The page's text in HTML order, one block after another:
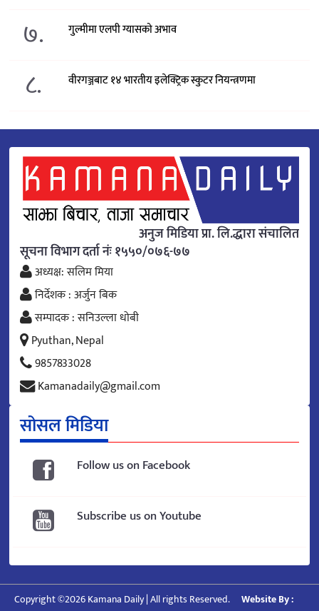
७. गुल्मीमा एलपी ग्यासको अभाव
८. वीरगञ्जबाट १४ भारतीय इलेक्ट्रिक स्कुटर नियन्त्रणमा
अनुज मिडिया प्रा. लि.द्धारा संचालित
सूचना विभाग दर्ता नंः १५५०/०७६-७७
अध्यक्ष: सलिम मिया
निर्देशक : अर्जुन बिक
सम्पादक : सनिउल्ला धोबी
Pyuthan, Nepal
9857833028
Kamanadaily@gmail.com
सोसल मिडिया
Follow us on Facebook
Subscribe us on Youtube
Copyright ©2026 Kamana Daily | All rights Reserved. Website By :